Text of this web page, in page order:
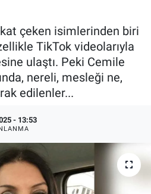
çeken isimlerinden biri
TikTok videolarıyla
ulaştı. Peki Cemile
nereli, mesleği ne,
edilenler...
- 13:53